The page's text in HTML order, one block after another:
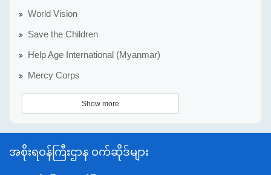
World Vision
Save the Children
Help Age International (Myanmar)
Mercy Corps
Show more
အစိုးရဝန်ကြီးဌာန ဝက်ဆိုဒ်များ